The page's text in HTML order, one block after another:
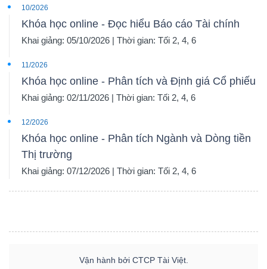
10/2026
Khóa học online - Đọc hiểu Báo cáo Tài chính
Khai giảng: 05/10/2026 | Thời gian: Tối 2, 4, 6
11/2026
Khóa học online - Phân tích và Định giá Cổ phiếu
Khai giảng: 02/11/2026 | Thời gian: Tối 2, 4, 6
12/2026
Khóa học online - Phân tích Ngành và Dòng tiền
Thị trường
Khai giảng: 07/12/2026 | Thời gian: Tối 2, 4, 6
Vận hành bởi CTCP Tài Việt.